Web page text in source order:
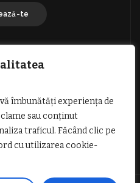
îmbunătăți experiența de
sau conținut
traficul. Făcând clic pe
cu utilizarea cookie-
te
DE UTILIZARE
DESPRE NOI